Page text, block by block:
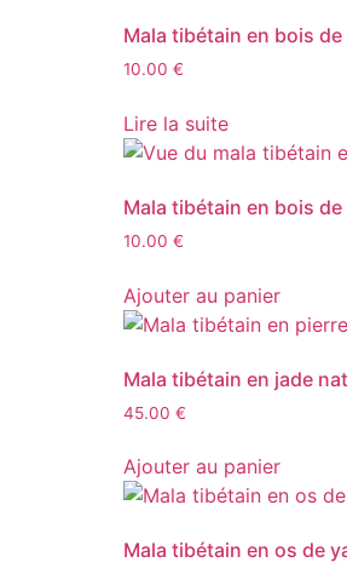
Mala tibétain en bois
10.00 €
Lire la suite
Mala tibétain en bois
10.00 €
Ajouter au panier
Mala tibétain en jade
45.00 €
Ajouter au panier
Mala tibétain en os de